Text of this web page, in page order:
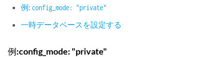
例:config_mode: "private"
一時データベースを設定する
例:config_mode: "private"